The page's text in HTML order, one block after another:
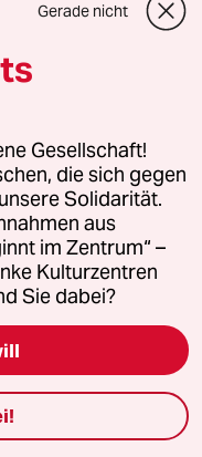
Gerade nicht
Gesellschaft!
die sich gegen
Solidarität.
aus
im Zentrum“ –
Kulturzentren
Sie dabei?